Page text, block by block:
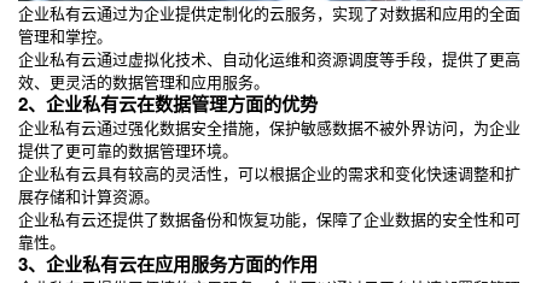
企业私有云通过为企业提供定制化的云服务，实现了对数据和应用的全面
管理和掌控。
企业私有云通过虚拟化技术、自动化运维和资源调度等手段，提供了更高
效、更灵活的数据管理和应用服务。
2、企业私有云在数据管理方面的优势
企业私有云通过强化数据安全措施，保护敏感数据不被外界访问，为企业
提供了更可靠的数据管理环境。
企业私有云具有较高的灵活性，可以根据企业的需求和变化快速调整和扩
展存储和计算资源。
企业私有云还提供了数据备份和恢复功能，保障了企业数据的安全性和可
靠性。
3、企业私有云在应用服务方面的作用